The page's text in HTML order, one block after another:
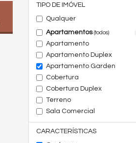
TIPO DE IMÓVEL
Qualquer
Apartamentos(todos)
Apartamento
Apartamento Duplex
Apartamento Garden
Cobertura
Cobertura Duplex
Terreno
Sala Comercial
CARACTERÍSTICAS